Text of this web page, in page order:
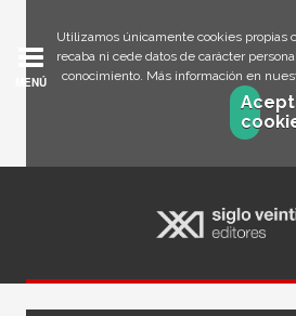
Utilizamos únicamente cookies propias
recaba ni cede datos de carácter
conocimiento. Más información en
MENÚ